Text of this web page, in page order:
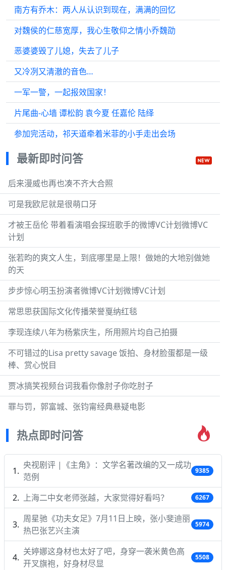
南方有乔木：两人从认识到现在，满满的回忆
对魏侯的仁慈宽厚，我心生敬仰之情小乔魏劭
恶婆婆毁了儿媳，失去了儿子
又冷冽又清澈的音色…
一军一警，一起报效国家！
片尾曲-心墙 谭松韵 袁今夏 任嘉伦 陆绎
参加完活动，祁天道牵着米菲的小手走出会场
最新即时问答
后来漫威也再也凑不齐大合照
可是我欧尼就是很萌口牙
才被王岳伦 带着看演唱会探班歌手的微博VC计划微博VC
计划
张若昀的爽文人生，到底哪里是上限！做她的大地别做她
的天
步步惊心明玉扮演者微博VC计划微博VC计划
常思思获国际文化传播荣誉戛纳红毯
李现连续八年为杨紫庆生，所用照片均自己拍摄
不可错过的Lisa pretty savage 饭拍、身材脸蛋都是一级
棒、赏心悦目
贾冰搞笑视频台词我看你像肘子你吃肘子
罪与罚，郭富城、张钧甯经典悬疑电影
热点即时问答
央视剧评 |《主角》：文学名著改编的又一成功
范例
9385
上海二中女老师张越，大家觉得好看吗？ 6267
周星驰《功夫女足》7月11日上映，张小斐迪丽
热巴张艺兴主演
5974
关婷娜这身材也太好了吧，身穿一袭米黄色高
开叉旗袍，好身材尽显
5508